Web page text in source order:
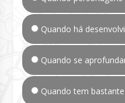
Quando há
Quando se
Quando tem